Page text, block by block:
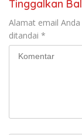
Tinggalkan
Alamat email
ditandai *